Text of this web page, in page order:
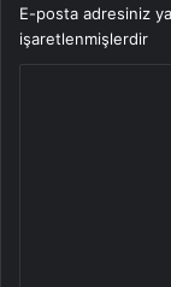
E-posta adresiniz
işaretlenmişlerdir